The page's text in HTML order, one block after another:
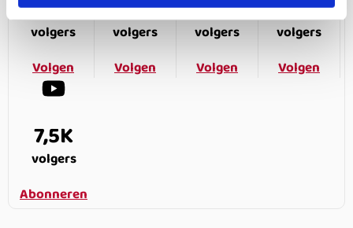
187K
volgers
Volgen
166K
volgers
Volgen
594K
volgers
Volgen
9,6K
volgers
Volgen
7,5K
volgers
Abonneren